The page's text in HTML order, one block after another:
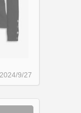
2024/9/27